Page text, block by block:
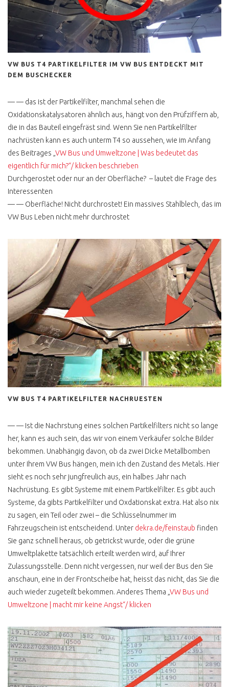
AUSLAND
T3 SYNCRO
KARDANWELLE
ROST & RESTAURATION
?
T3 ROSTKUR NOCH GUT
BLENDER ERKENNEN
T3 LACKIERUNG
MIKE SANDERS
UNTERBODENSCHUTZ
H KENNZEICHEN T3
T3 TECHNISCHE
VERBESSERUNGEN
T3 1.9 TD, TDI
MOTORUMBAU
T3 BENZINER 2E ODER
ABK MOTOR
BOXER WBX RUCKELT
3 PUNKTGURTE HINTEN
NACHRÜSTEN
GEHEIMER TODSCHALTER
T3 GPS TRACKING
T3 LUFTLEITPAPPEN
CO GASWARNER
SCHÄTZEISEN
KÜHLMITTELTEMPERATUR
ANZEIGE
T3 WERKSTATT CHECK
ERGEBNIS
BUSCHECKER
ATLANTIK KAUFPREIS
BERATUNG
WERTANLAGE
VW BUS T4
T4 ANZEIGE UND
REALITÄT
VW BUS T4 INSTA HYPE
VW BUS T4 PARTIKELFILTER IM VW BUS ENTDECKT MIT
DEM BUSCHECKER
— — das ist der Partikelfilter, manchmal sehen die
Oxidationskatalysatoren ähnlich aus, hängt von den Prüfziffern ab,
die in das Bauteil eingefräst sind. Wenn Sie nen Partikelfllter
nachrüsten kann es auch unterm T4 so aussehen, wie im Anfang
des Beitrages „ VW Bus und Umweltzone | Was bedeutet das
eigentlich für mich?“/ klicken beschrieben
Durchgerostet oder nur an der Oberfläche? – lautet die Frage des
Interessenten
— — Oberfläche! Nicht durchrostet! Ein massives Stahlblech, das im
VW Bus Leben nicht mehr durchrostet
VW BUS T4 PARTIKELFILTER NACHRUESTEN
— — Ist die Nachrstung eines solchen Partikelfilters nicht so lange
her, kann es auch sein, das wir von einem Verkäufer solche Bilder
bekommen. Unabhängig davon, ob da zwei Dicke Metallbomben
unter Ihrem VW Bus hängen, mein ich den Zustand des Metals. Hier
sieht es noch sehr jungfreulich aus, ein halbes Jahr nach
Nachrüstung. Es gibt Systeme mit einem Partikelfilter. Es gibt auch
Systeme, da gibts Partikelfilter und Oxdationskat extra. Hat also nix
zu sagen, ein Teil oder zwei – die Schlüsselnummer im
Fahrzeugschein ist entscheidend. Unter dekra.de/feinstaub finden
Sie ganz schnell heraus, ob getrickst wurde, oder die grüne
Umweltplakette tatsächlich erteilt werden wird, auf Ihrer
Zulassungsstelle. Denn nicht vergessen, nur weil der Bus den Sie
anschaun, eine in der Frontscheibe hat, heisst das nicht, das Sie die
auch wieder zugeteilt bekommen. Anderes Thema „ VW Bus und
Umweltzone | macht mir keine Angst“/ klicken